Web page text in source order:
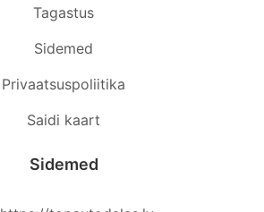
Tagastus
Sidemed
Privaatsuspoliitika
Saidi kaart
Sidemed